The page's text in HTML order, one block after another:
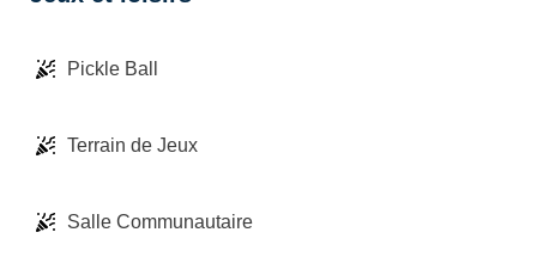
Pickle Ball
Terrain de Jeux
Salle Communautaire